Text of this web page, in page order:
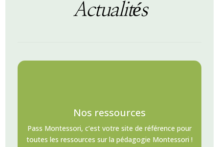
Actualités
Nos ressources
Pass Montessori, c’est votre site de référence pour
toutes les ressources sur la pédagogie Montessori !